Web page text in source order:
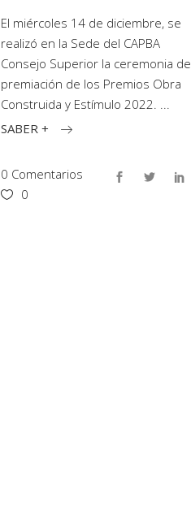
El miércoles 14 de diciembre, se
realizó en la Sede del CAPBA
Consejo Superior la ceremonia de
premiación de los Premios Obra
Construida y Estímulo 2022.
SABER +
0 Comentarios
0